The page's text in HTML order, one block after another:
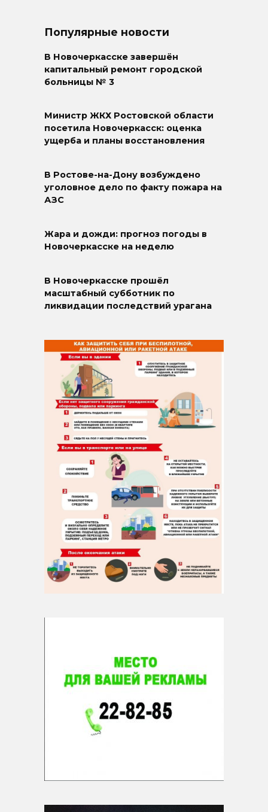
Популярные новости
В Новочеркасске завершён
капитальный ремонт городской
больницы № 3
Министр ЖКХ Ростовской области
посетила Новочеркасск: оценка
ущерба и планы восстановления
В Ростове-на-Дону возбуждено
уголовное дело по факту пожара на
АЗС
Жара и дожди: прогноз погоды в
Новочеркасске на неделю
В Новочеркасске прошёл
масштабный субботник по
ликвидации последствий урагана